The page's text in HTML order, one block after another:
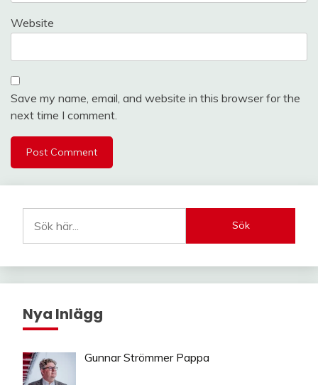
Website
Save my name, email, and website in this browser for the
next time I comment.
Sök
Nya Inlägg
Gunnar Strömmer Pappa